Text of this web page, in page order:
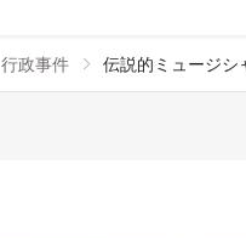
行政事件 伝説的ミュージ